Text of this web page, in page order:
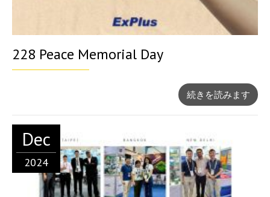
228 Peace Memorial Day
続きを読みます
Dec
2024